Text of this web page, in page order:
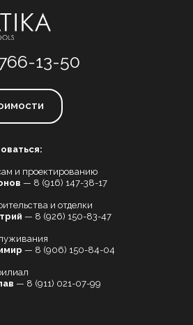
и проектированию
— 8 (916) 147-38-17
и отделки
— 8 (926) 150-83-47
— 8 (906) 150-84-04
— 8 (911) 021-07-99
13-50